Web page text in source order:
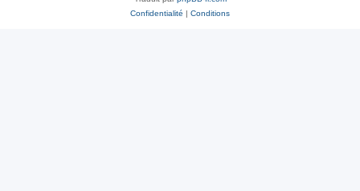
Confidentialité | Conditions